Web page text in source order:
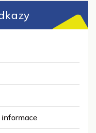
informace